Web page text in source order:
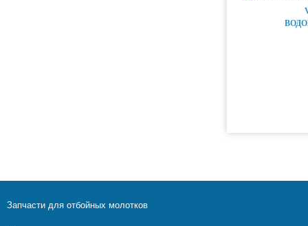
Запчасти для отбойных молотков